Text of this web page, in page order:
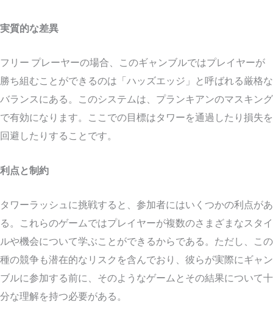
実質的な差異
フリー プレーヤーの場合、このギャンブルではプレイヤーが
勝ち組むことができるのは「ハッズエッジ」と呼ばれる厳格な
バランスにある。このシステムは、プランキアンのマスキング
で有効になります。ここでの目標はタワーを通過したり損失を
回避したりすることです。
利点と制約
タワーラッシュに挑戦すると、参加者にはいくつかの利点があ
る。これらのゲームではプレイヤーが複数のさまざまなスタイ
ルや機会について学ぶことができるからである。ただし、この
種の競争も潜在的なリスクを含んでおり、彼らが実際にギャン
ブルに参加する前に、そのようなゲームとその結果について十
分な理解を持つ必要がある。